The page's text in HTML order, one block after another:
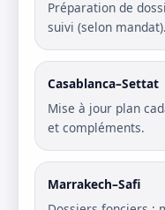
Préparation de
suivi (selon mandat).
Casablanca–Settat
Mise à jour plan
et compléments.
Marrakech–Safi